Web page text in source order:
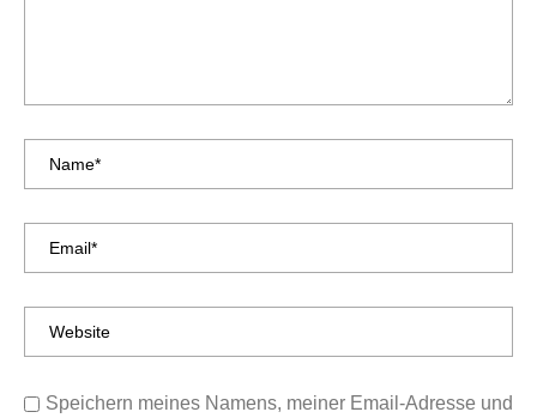
Speichern meines Namens, meiner Email-Adresse und